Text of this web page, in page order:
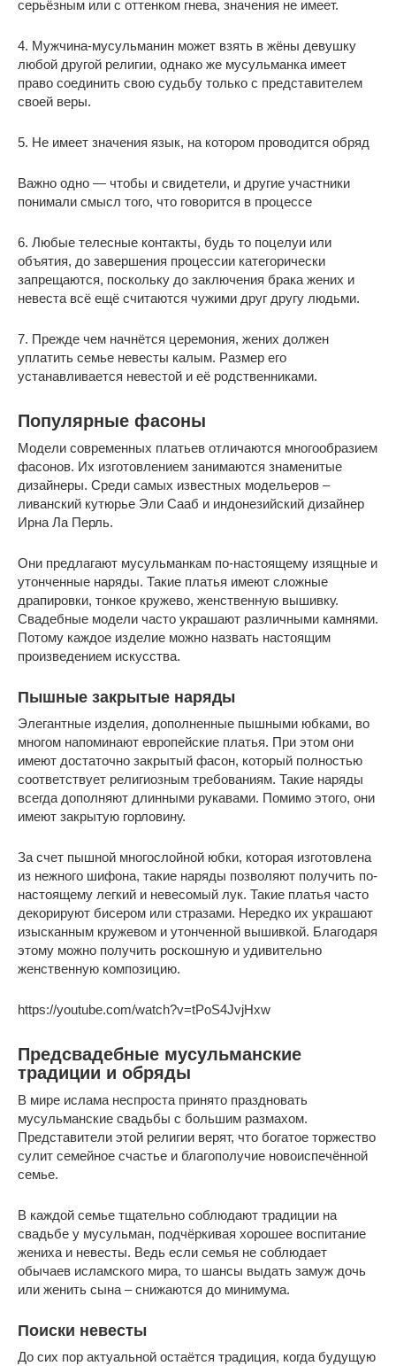
серьёзным или с оттенком гнева, значения не имеет.
4. Мужчина-мусульманин может взять в жёны девушку
любой другой религии, однако же мусульманка имеет
право соединить свою судьбу только с представителем
своей веры.
5. Не имеет значения язык, на котором проводится обряд
Важно одно — чтобы и свидетели, и другие участники
понимали смысл того, что говорится в процессе
6. Любые телесные контакты, будь то поцелуи или
объятия, до завершения процессии категорически
запрещаются, поскольку до заключения брака жених и
невеста всё ещё считаются чужими друг другу людьми.
7. Прежде чем начнётся церемония, жених должен
уплатить семье невесты калым. Размер его
устанавливается невестой и её родственниками.
Популярные фасоны
Модели современных платьев отличаются многообразием
фасонов. Их изготовлением занимаются знаменитые
дизайнеры. Среди самых известных модельеров –
ливанский кутюрье Эли Сааб и индонезийский дизайнер
Ирна Ла Перль.
Они предлагают мусульманкам по-настоящему изящные и
утонченные наряды. Такие платья имеют сложные
драпировки, тонкое кружево, женственную вышивку.
Свадебные модели часто украшают различными камнями.
Потому каждое изделие можно назвать настоящим
произведением искусства.
Пышные закрытые наряды
Элегантные изделия, дополненные пышными юбками, во
многом напоминают европейские платья. При этом они
имеют достаточно закрытый фасон, который полностью
соответствует религиозным требованиям. Такие наряды
всегда дополняют длинными рукавами. Помимо этого, они
имеют закрытую горловину.
За счет пышной многослойной юбки, которая изготовлена
из нежного шифона, такие наряды позволяют получить по-
настоящему легкий и невесомый лук. Такие платья часто
декорируют бисером или стразами. Нередко их украшают
изысканным кружевом и утонченной вышивкой. Благодаря
этому можно получить роскошную и удивительно
женственную композицию.
https://youtube.com/watch?v=tPoS4JvjHxw
Предсвадебные мусульманские
традиции и обряды
В мире ислама неспроста принято праздновать
мусульманские свадьбы с большим размахом.
Представители этой религии верят, что богатое торжество
сулит семейное счастье и благополучие новоиспечённой
семье.
В каждой семье тщательно соблюдают традиции на
свадьбе у мусульман, подчёркивая хорошее воспитание
жениха и невесты. Ведь если семья не соблюдает
обычаев исламского мира, то шансы выдать замуж дочь
или женить сына – снижаются до минимума.
Поиски невесты
До сих пор актуальной остаётся традиция, когда будущую